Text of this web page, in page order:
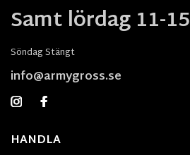
Samt lördag 11-15
Söndag Stängt
info@armygross.se
HANDLA